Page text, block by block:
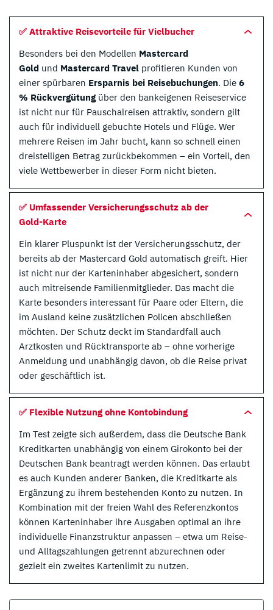
✅ Attraktive Reisevorteile für Vielbucher
Besonders bei den Modellen Mastercard
Gold und Mastercard Travel profitieren Kunden von
einer spürbaren Ersparnis bei Reisebuchungen. Die 6
% Rückvergütungüber den bankeigenen Reiseservice
ist nicht nur für Pauschalreisen attraktiv, sondern gilt
auch für individuell gebuchte Hotels und Flüge. Wer
mehrere Reisen im Jahr bucht, kann so schnell einen
dreistelligen Betrag zurückbekommen – ein Vorteil, den
viele Wettbewerber in dieser Form nicht bieten.
✅ Umfassender Versicherungsschutz ab der
Gold-Karte
Ein klarer Pluspunkt ist der Versicherungsschutz, der
bereits ab der Mastercard Gold automatisch greift. Hier
ist nicht nur der Karteninhaber abgesichert, sondern
auch mitreisende Familienmitglieder. Das macht die
Karte besonders interessant für Paare oder Eltern, die
im Ausland keine zusätzlichen Policen abschließen
möchten. Der Schutz deckt im Standardfall auch
Arztkosten und Rücktransporte ab – ohne vorherige
Anmeldung und unabhängig davon, ob die Reise privat
oder geschäftlich ist.
✅ Flexible Nutzung ohne Kontobindung
Im Test zeigte sich außerdem, dass die Deutsche Bank
Kreditkarten unabhängig von einem Girokonto bei der
Deutschen Bank beantragt werden können. Das erlaubt
es auch Kunden anderer Banken, die Kreditkarte als
Ergänzung zu ihrem bestehenden Konto zu nutzen. In
Kombination mit der freien Wahl des Referenzkontos
können Karteninhaber ihre Ausgaben optimal an ihre
individuelle Finanzstruktur anpassen – etwa um Reise-
und Alltagszahlungen getrennt abzurechnen oder
gezielt ein zweites Kartenlimit zu nutzen.